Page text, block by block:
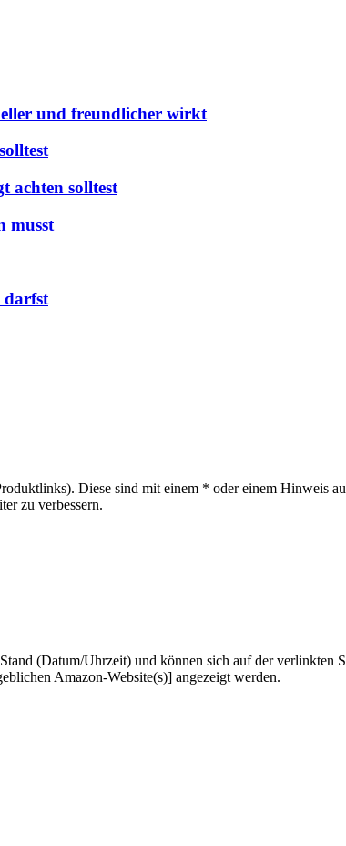
und freundlicher wirkt
achten solltest
musst
darfst
Diese sind mit einem * oder einem Hinweis
zu verbessern.
(Datum/Uhrzeit) und können sich auf der verlinkten
Amazon-Website(s)] angezeigt werden.